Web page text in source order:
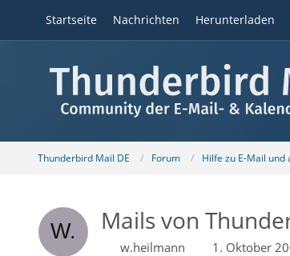
Startseite Nachrichten Herunterladen
Thunderbird Mail DE Forum Hilfe zu E-Mail
Mails von
w.heilmann 1. Oktober